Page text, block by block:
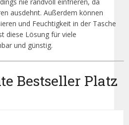
ausdehnt. Außerdem können
und Feuchtigkeit in der Tasche
diese Lösung für viele
und günstig.
Bestseller Platz